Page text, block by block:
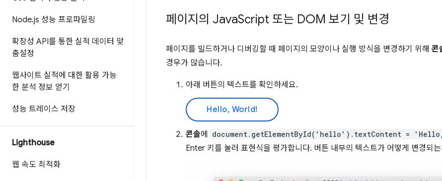
Node.js 성능 프로파일링
확장성 API를 통한 실적 데이터 맞
춤설정
웹사이트 실적에 대한 활용 가능
한 분석 정보 얻기
성능 트레이스 저장
Lighthouse
웹 속도 최적화
페이지의 JavaScript 또는 DOM 보기 및 변경
페이지를 빌드하거나 디버깅할 때 페이지의 모양이나 실행 방식을 변경하기 위해 콘
경우가 많습니다.
아래 버튼의 텍스트를 확인하세요.
Hello, World!
콘솔에 document.getElementById('hello').textContent =
Enter 키를 눌러 표현식을 평가합니다. 버튼 내부의 텍스트가 어떻게 변경되